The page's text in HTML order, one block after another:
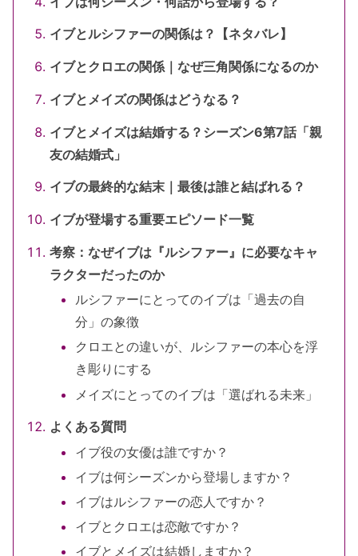
イブとルシファーの関係は？【ネタバレ】
イブとクロエの関係｜なぜ三角関係になるのか
イブとメイズの関係はどうなる？
イブとメイズは結婚する？シーズン6第7話「親
友の結婚式」
イブの最終的な結末｜最後は誰と結ばれる？
イブが登場する重要エピソード一覧
考察：なぜイブは『ルシファー』に必要なキャ
ラクターだったのか
ルシファーにとってのイブは「過去の自
分」の象徴
クロエとの違いが、ルシファーの本心を浮
き彫りにする
メイズにとってのイブは「選ばれる未来」
よくある質問
イブ役の女優は誰ですか？
イブは何シーズンから登場しますか？
イブはルシファーの恋人ですか？
イブとクロエは恋敵ですか？
イブとメイズは結婚しますか？